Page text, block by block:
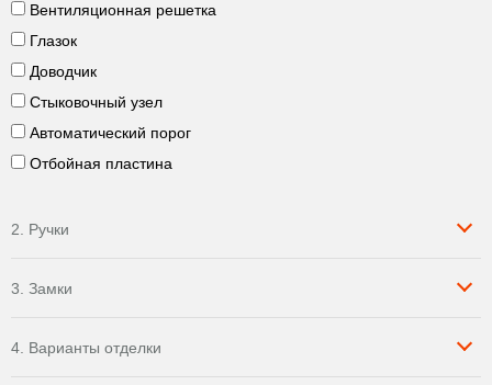
Вентиляционная решетка
Глазок
Доводчик
Стыковочный узел
Автоматический порог
Отбойная пластина
2. Ручки
3. Замки
4. Варианты отделки